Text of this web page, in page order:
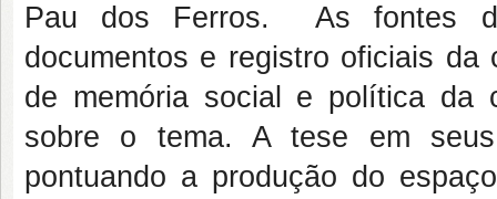
Pau dos Ferros. As fontes
documentos e registro oficiais da
de memória social e política da
sobre o tema. A tese em
pontuando a produção do